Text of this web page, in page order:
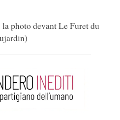
photo devant Le Furet du